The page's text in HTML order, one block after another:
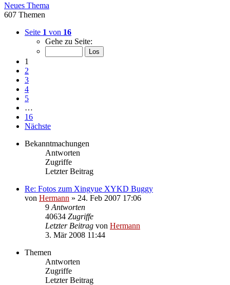
Neues Thema
607 Themen
Seite 1 von 16
Gehe zu Seite:
1
2
3
4
5
…
16
Nächste
Bekanntmachungen
Antworten
Zugriffe
Letzter Beitrag
Re: Fotos zum Xingyue XYKD Buggy
von Hermann » 24. Feb 2007 17:06
9 Antworten
40634 Zugriffe
Letzter Beitrag von Hermann
3. Mär 2008 11:44
Themen
Antworten
Zugriffe
Letzter Beitrag